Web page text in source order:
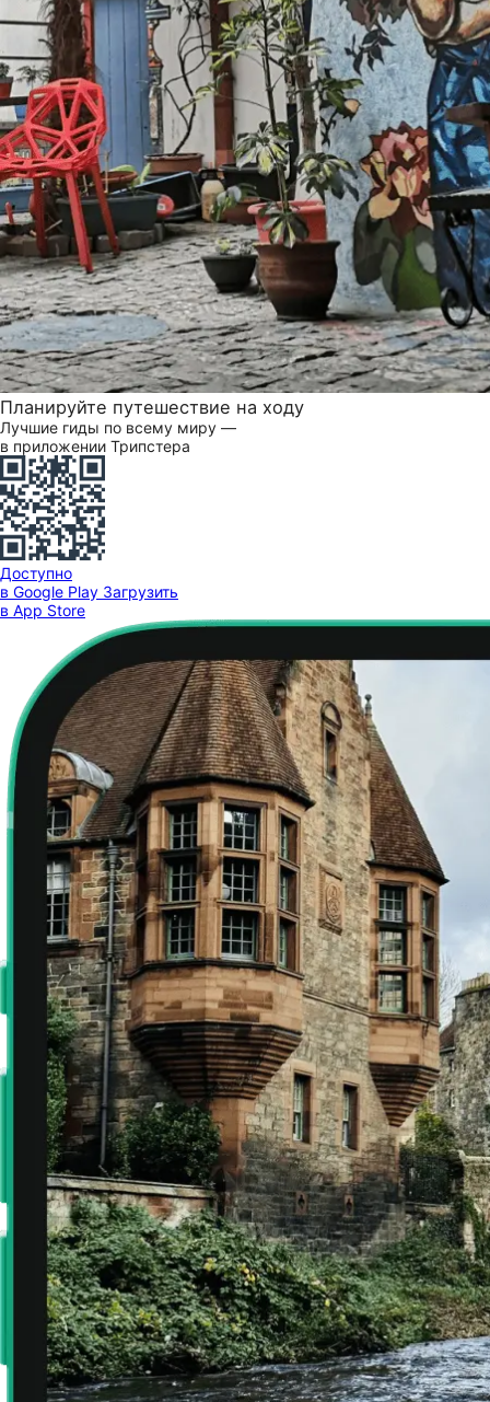
Планируйте путешествие на ходу
Лучшие гиды по всему миру —
в приложении Трипстера
Доступно
в Google Play Загрузить
в App Store